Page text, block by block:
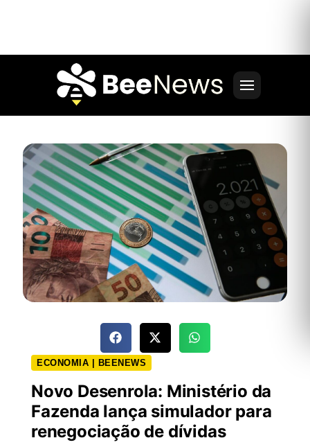
ECONOMIA | BEENEWS
Novo Desenrola: Ministério da
Fazenda lança simulador para
renegociação de dívidas